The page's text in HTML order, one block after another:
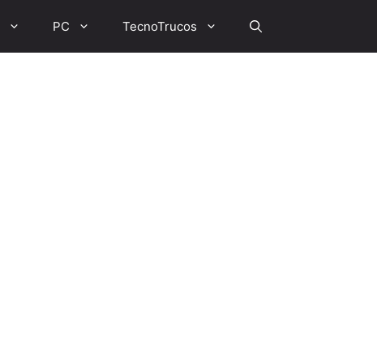
PC TecnoTrucos